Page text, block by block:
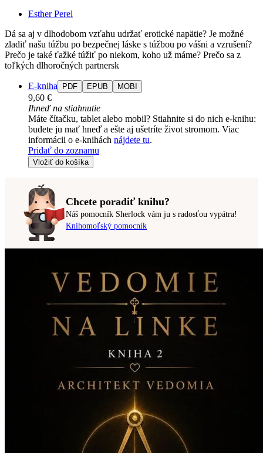
Esther Perel
Dá sa aj v dlhodobom vzťahu udržať erotické napätie? Je možné
zladiť našu túžbu po bezpečnej láske s túžbou po vášni a vzrušení?
Prečo je také ťažké túžiť po niekom, koho už máme? Prečo sa z
toľkých dlhoročných partnersk
E-kniha PDF EPUB MOBI
9,60 €
Ihneď na stiahnutie
Máte čítačku, tablet alebo mobil? Stiahnite si do nich e-knihu:
budete ju mať hneď a ešte aj ušetríte život stromom. Viac
informácii o e-knihách nájdete tu.
Pridať do zoznamu
Vložiť do košíka
Chcete poradiť knihu?
Náš pomocník Sherlock vám ju s radosťou vypátra!
Knihomoľský pomocník